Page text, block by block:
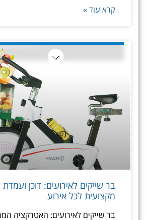
קרא עוד »
בר שייקים לאירועים: דוכן ועמדת
מקצועית לכל אירוע
בר שייקים לאירועים: האטרקציה